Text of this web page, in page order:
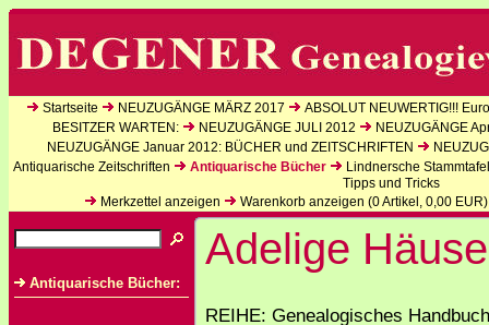
Startseite NEUZUGÄNGE MÄRZ 2017
ABSOLUT NEUWERTIG!!!
BESITZER WARTEN:
NEUZUGÄNGE JULI 2012
NEUZUGÄNGE
NEUZUGÄNGE Januar 2012: BÜCHER und ZEITSCHRIFTEN
Antiquarische Zeitschriften
Antiquarische Bücher
Lindnersche
Tipps und Tricks
Merkzettel anzeigen
Warenkorb anzeigen (0Artikel, 0,00 EUR)
Antiquarische Bücher:
Adelige
REIHE: Genealogisches